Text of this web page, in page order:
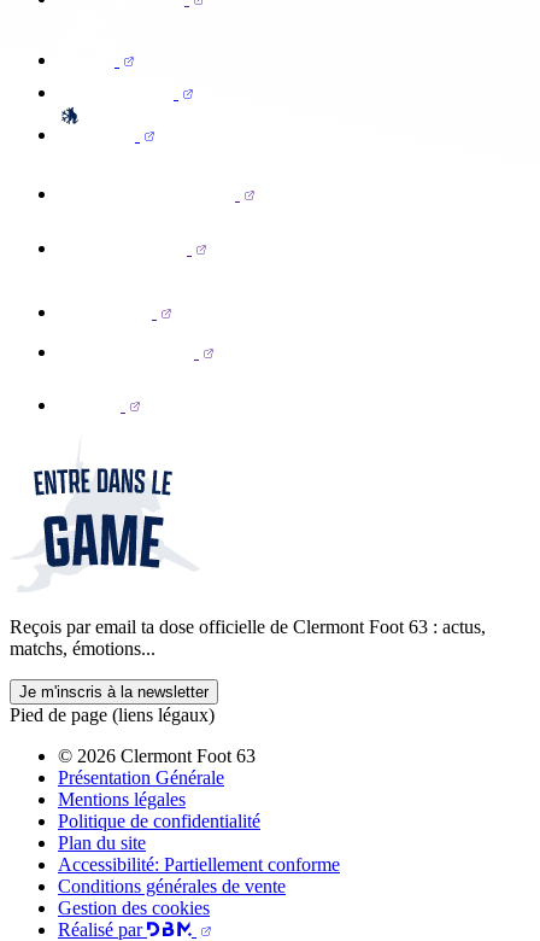
Reçois par email ta dose officielle de Clermont Foot 63 : actus,
matchs, émotions...
Je m'inscris à la newsletter
Pied de page (liens légaux)
© 2026 Clermont Foot 63
Présentation Générale
Mentions légales
Politique de confidentialité
Plan du site
Accessibilité: Partiellement conforme
Conditions générales de vente
Gestion des cookies
Réalisé par